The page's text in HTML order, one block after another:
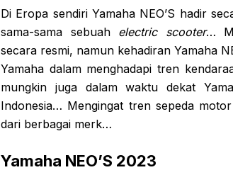
Di Eropa sendiri Yamaha NEO’S hadir
sama-sama sebuah electric scooter…
secara resmi, namun kehadiran Yamaha
Yamaha dalam menghadapi tren
mungkin juga dalam waktu dekat
Indonesia… Mengingat tren sepeda
dari berbagai merk…
Yamaha NEO’S 2023